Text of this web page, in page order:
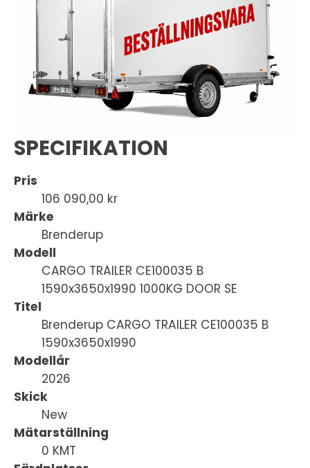
SPECIFIKATION
Pris
106 090,00 kr
Märke
Brenderup
Modell
CARGO TRAILER CE100035 B
1590x3650x1990 1000KG DOOR SE
Titel
Brenderup CARGO TRAILER CE100035 B
1590x3650x1990
Modellår
2026
Skick
New
Mätarställning
0 KMT